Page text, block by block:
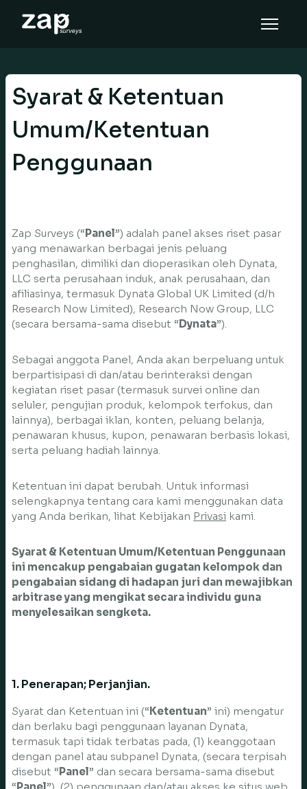
SV
Syarat & Ketentuan
Umum/Ketentuan
Penggunaan
Zap Surveys (“Panel”) adalah panel akses riset pasar
yang menawarkan berbagai jenis peluang
penghasilan, dimiliki dan dioperasikan oleh Dynata,
LLC serta perusahaan induk, anak perusahaan, dan
afiliasinya, termasuk Dynata Global UK Limited (d/h
Research Now Limited), Research Now Group, LLC
(secara bersama-sama disebut “Dynata”).
Sebagai anggota Panel, Anda akan berpeluang untuk
berpartisipasi di dan/atau berinteraksi dengan
kegiatan riset pasar (termasuk survei online dan
seluler, pengujian produk, kelompok terfokus, dan
lainnya), berbagai iklan, konten, peluang belanja,
penawaran khusus, kupon, penawaran berbasis lokasi,
serta peluang hadiah lainnya.
Ketentuan ini dapat berubah. Untuk informasi
selengkapnya tentang cara kami menggunakan data
yang Anda berikan, lihat Kebijakan Privasi kami.
Syarat & Ketentuan Umum/Ketentuan Penggunaan
ini mencakup pengabaian gugatan kelompok dan
pengabaian sidang di hadapan juri dan mewajibkan
arbitrase yang mengikat secara individu guna
menyelesaikan sengketa.
1. Penerapan; Perjanjian.
Syarat dan Ketentuan ini (“Ketentuan” ini) mengatur
dan berlaku bagi penggunaan layanan Dynata,
termasuk tapi tidak terbatas pada, (1) keanggotaan
dengan panel atau subpanel Dynata, (secara terpisah
disebut “Panel” dan secara bersama-sama disebut